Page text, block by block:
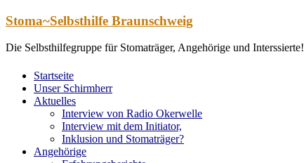
Zum
springen
Stoma~Selbsthilfe Braunschweig
Die Selbsthilfegruppe für Stomaträger, Angehörige und Interssierte!
Startseite
Unser Schirmherr
Aktuelles
Interview von Radio Okerwelle
Interview mit dem Initiator,
Inklusion und Stomaträger?
Angehörige